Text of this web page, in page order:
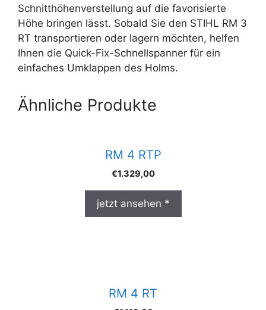
Schnitthöhenverstellung auf die favorisierte
Höhe bringen lässt. Sobald Sie den STIHL RM 3
RT transportieren oder lagern möchten, helfen
Ihnen die Quick-Fix-Schnellspanner für ein
einfaches Umklappen des Holms.
Ähnliche Produkte
RM 4 RTP
€1.329,00
jetzt ansehen *
RM 4 RT